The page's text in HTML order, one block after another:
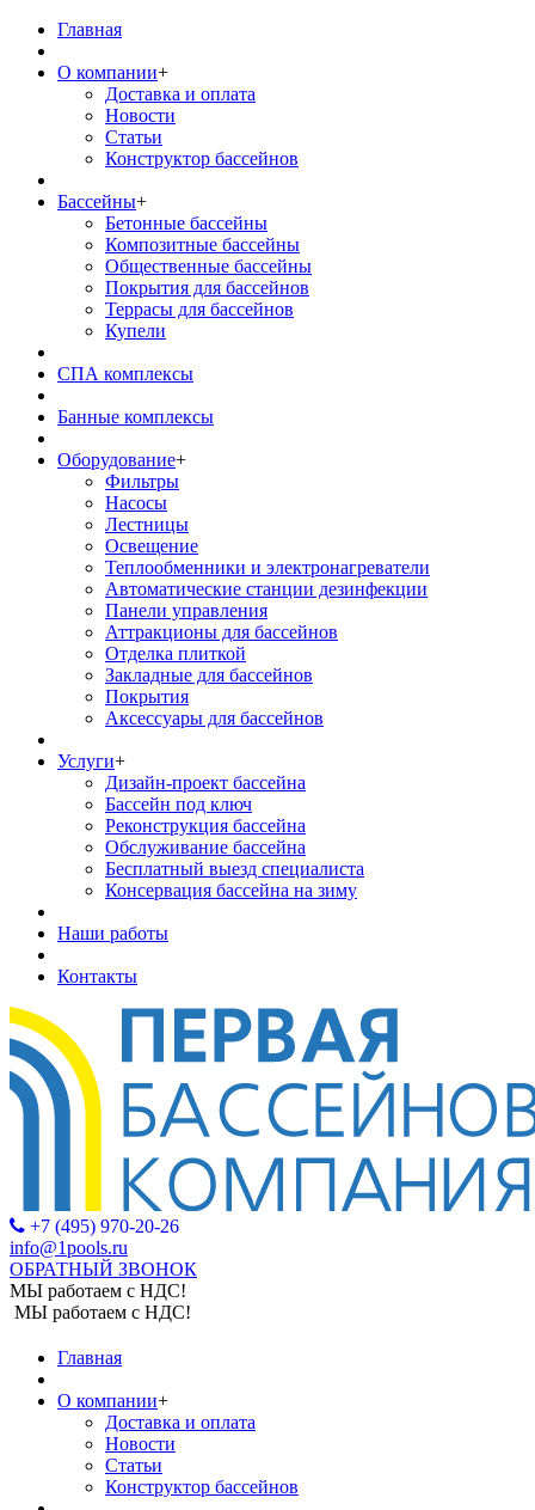
Главная
О компании+
Доставка и оплата
Новости
Статьи
Конструктор бассейнов
Бассейны+
Бетонные бассейны
Композитные бассейны
Общественные бассейны
Покрытия для бассейнов
Террасы для бассейнов
Купели
СПА комплексы
Банные комплексы
Оборудование+
Фильтры
Насосы
Лестницы
Освещение
Теплообменники и электронагреватели
Автоматические станции дезинфекции
Панели управления
Аттракционы для бассейнов
Отделка плиткой
Закладные для бассейнов
Покрытия
Аксессуары для бассейнов
Услуги+
Дизайн-проект бассейна
Бассейн под ключ
Реконструкция бассейна
Обслуживание бассейна
Бесплатный выезд специалиста
Консервация бассейна на зиму
Наши работы
Контакты
+7 (495) 970-20-26
info@1pools.ru
ОБРАТНЫЙ ЗВОНОК
МЫ работаем с НДС!
Главная
О компании+
Доставка и оплата
Новости
Статьи
Конструктор бассейнов